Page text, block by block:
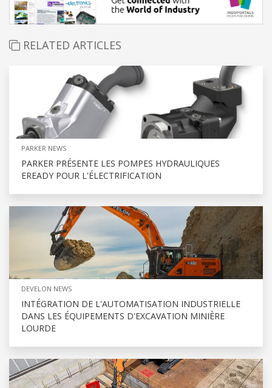
RELATED ARTICLES
PARKER NEWS
PARKER PRÉSENTE LES POMPES HYDRAULIQUES
EREADY POUR L'ÉLECTRIFICATION
DEVELON NEWS
INTÉGRATION DE L'AUTOMATISATION INDUSTRIELLE
DANS LES ÉQUIPEMENTS D'EXCAVATION MINIÈRE
LOURDE